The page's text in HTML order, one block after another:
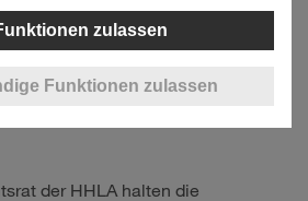
Angemessenheit und
der HHLA halten die
Funktionen zulassen
zulassen